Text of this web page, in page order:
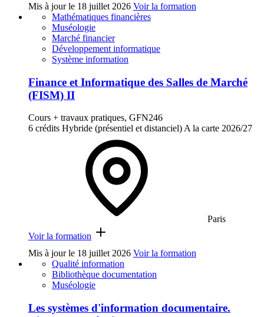
Mis à jour le 18 juillet 2026 Voir la formation
Mathématiques financières
Muséologie
Marché financier
Développement informatique
Système information
Finance et Informatique des Salles de Marché
(FISM) II
Cours + travaux pratiques, GFN246
6 crédits Hybride (présentiel et distanciel) A la carte 2026/27
Paris
Voir la formation
Mis à jour le 18 juillet 2026 Voir la formation
Qualité information
Bibliothèque documentation
Muséologie
Les systèmes d'information documentaire.